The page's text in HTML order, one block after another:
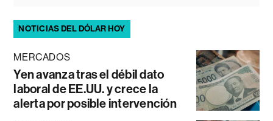
NOTICIAS DEL DÓLAR HOY
MERCADOS
Yen avanza tras el débil dato
laboral de EE.UU. y crece la
alerta por posible intervención